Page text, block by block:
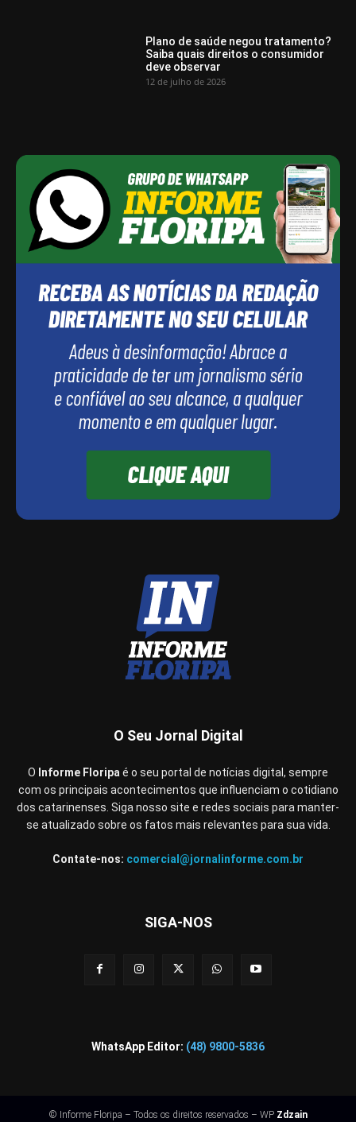
Plano de saúde negou tratamento?
Saiba quais direitos o consumidor
deve observar
12 de julho de 2026
O Seu Jornal Digital
O Informe Floripa é o seu portal de notícias digital, sempre
com os principais acontecimentos que influenciam o cotidiano
dos catarinenses. Siga nosso site e redes sociais para manter-
se atualizado sobre os fatos mais relevantes para sua vida.
Contate-nos: comercial@jornalinforme.com.br
SIGA-NOS
WhatsApp Editor: (48) 9800-5836
© Informe Floripa – Todos os direitos reservados – WP Zdzain